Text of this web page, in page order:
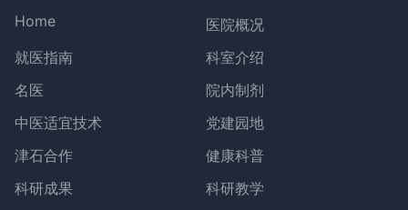
Home
医院概况
就医指南
科室介绍
名医
院内制剂
中医适宜技术
党建园地
津石合作
健康科普
科研成果
科研教学